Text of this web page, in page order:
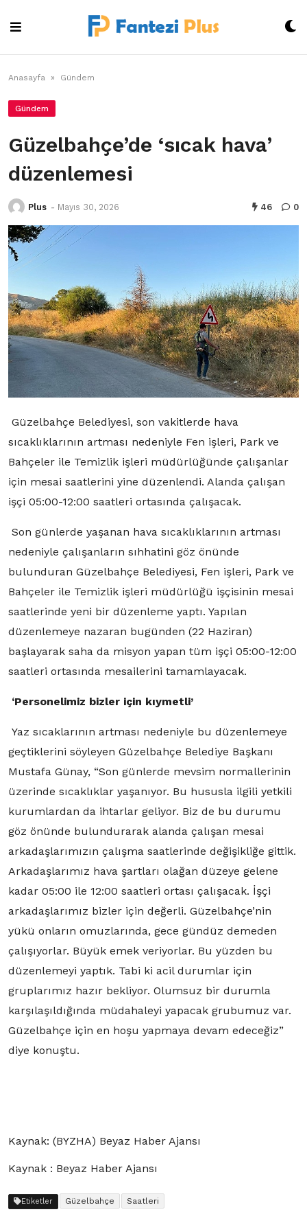
content
Anasayfa » Gündem
Gündem
Güzelbahçe’de ‘sıcak hava’
düzenlemesi
Plus - Mayıs 30, 2026 46 0
Güzelbahçe Belediyesi, son vakitlerde hava
sıcaklıklarının artması nedeniyle Fen işleri, Park ve
Bahçeler ile Temizlik işleri müdürlüğünde çalışanlar
için mesai saatlerini yine düzenlendi. Alanda çalışan
işçi 05:00-12:00 saatleri ortasında çalışacak.
Son günlerde yaşanan hava sıcaklıklarının artması
nedeniyle çalışanların sıhhatini göz önünde
bulunduran Güzelbahçe Belediyesi, Fen işleri, Park ve
Bahçeler ile Temizlik işleri müdürlüğü işçisinin mesai
saatlerinde yeni bir düzenleme yaptı. Yapılan
düzenlemeye nazaran bugünden (22 Haziran)
başlayarak saha da misyon yapan tüm işçi 05:00-12:00
saatleri ortasında mesailerini tamamlayacak.
‘Personelimiz bizler için kıymetli’
Yaz sıcaklarının artması nedeniyle bu düzenlemeye
geçtiklerini söyleyen Güzelbahçe Belediye Başkanı
Mustafa Günay, “Son günlerde mevsim normallerinin
üzerinde sıcaklıklar yaşanıyor. Bu hususla ilgili yetkili
kurumlardan da ihtarlar geliyor. Biz de bu durumu
göz önünde bulundurarak alanda çalışan mesai
arkadaşlarımızın çalışma saatlerinde değişikliğe gittik.
Arkadaşlarımız hava şartları olağan düzeye gelene
kadar 05:00 ile 12:00 saatleri ortası çalışacak. İşçi
arkadaşlarımız bizler için değerli. Güzelbahçe’nin
yükü onların omuzlarında, gece gündüz demeden
çalışıyorlar. Büyük emek veriyorlar. Bu yüzden bu
düzenlemeyi yaptık. Tabi ki acil durumlar için
gruplarımız hazır bekliyor. Olumsuz bir durumla
karşılaşıldığında müdahaleyi yapacak grubumuz var.
Güzelbahçe için en hoşu yapmaya devam edeceğiz”
diye konuştu.
Kaynak: (BYZHA) Beyaz Haber Ajansı
Kaynak : Beyaz Haber Ajansı
Etiketler Güzelbahçe Saatleri